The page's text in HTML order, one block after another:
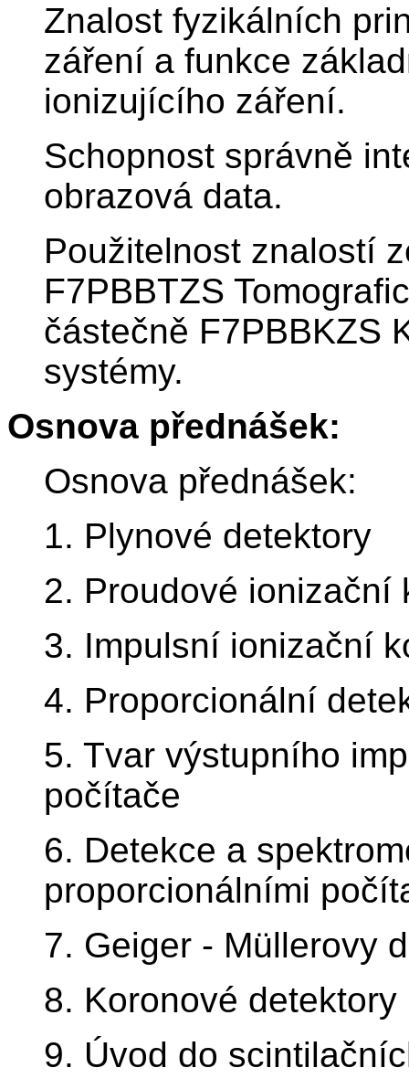
Znalost fyzikálních
záření a funkce
ionizujícího záření.
Schopnost správně
obrazová data.
Použitelnost znalostí
F7PBBTZS
částečně F7PBBKZS
systémy.
Osnova přednášek:
Osnova přednášek:
1. Plynové detektory
2. Proudové ionizační
3. Impulsní ionizační
4. Proporcionální
5. Tvar výstupního
počítače
6. Detekce a
proporcionálními
7. Geiger - Müllerovy
8. Koronové detektory
9. Úvod do